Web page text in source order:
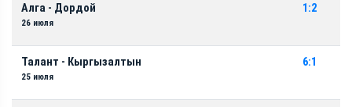
Алга - Дордой
26 июля
1:2
Талант - Кыргызалтын
25 июля
6:1